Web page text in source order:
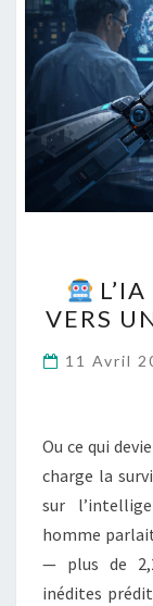
VERS
11 Avril
Ou ce qui
charge la
sur
homme
— plus de
inédites